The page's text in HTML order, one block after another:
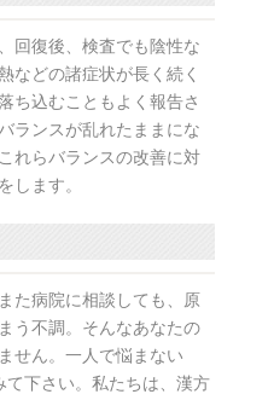
回復後、検査でも陰性な
などの諸症状が長く続く
ち込むこともよく報告さ
ランスが乱れたままにな
れらバランスの改善に対
します。
た病院に相談しても、原
う不調。そんなあなたの
せん。一人で悩まない
て下さい。私たちは、漢方